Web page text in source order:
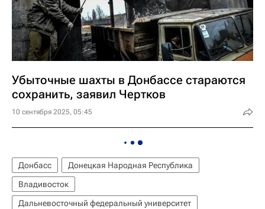
Убыточные шахты в Донбассе стараются
сохранить, заявил Чертков
10 сентября 2025, 05:45
Донбасс
Донецкая Народная Республика
Владивосток
Дальневосточный федеральный университет